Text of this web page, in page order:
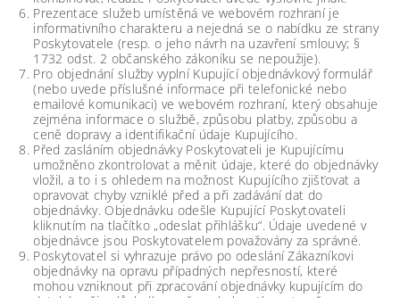
Prezentace služeb umístěná ve webovém rozhraní je
informativního charakteru a nejedná se o nabídku ze strany
Poskytovatele (resp. o jeho návrh na uzavření smlouvy; §
1732 odst. 2 občanského zákoníku se nepoužije).
Pro objednání služby vyplní Kupující objednávkový formulář
(nebo uvede příslušné informace při telefonické nebo
emailové komunikaci) ve webovém rozhraní, který obsahuje
zejména informace o službě, způsobu platby, způsobu a
ceně dopravy a identifikační údaje Kupujícího.
Před zasláním objednávky Poskytovateli je Kupujícímu
umožněno zkontrolovat a měnit údaje, které do objednávky
vložil, a to i s ohledem na možnost Kupujícího zjišťovat a
opravovat chyby vzniklé před a při zadávání dat do
objednávky. Objednávku odešle Kupující Poskytovateli
kliknutím na tlačítko „odeslat přihlášku“. Údaje uvedené v
objednávce jsou Poskytovatelem považovány za správné.
Poskytovatel si vyhrazuje právo po odeslání Zákazníkovi
objednávky na opravu případných nepřesností, které
mohou vzniknout při zpracování objednávky kupujícím do